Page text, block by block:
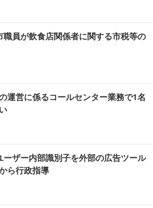
員が飲食店関係者に関する市税等の
運営に係るコールセンター業務で1名
ザー内部識別子を外部の広告ツール
ら行政指導